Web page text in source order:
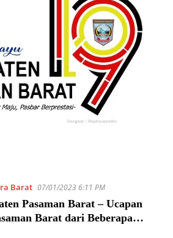
Barat 07/01/2023 6:11 PM
Pasaman Barat – Ucapan
Barat dari Beberapa